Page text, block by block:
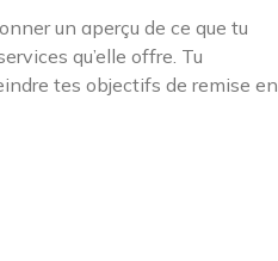
un aperçu de ce que tu
qu’elle offre. Tu
tes objectifs de remise en